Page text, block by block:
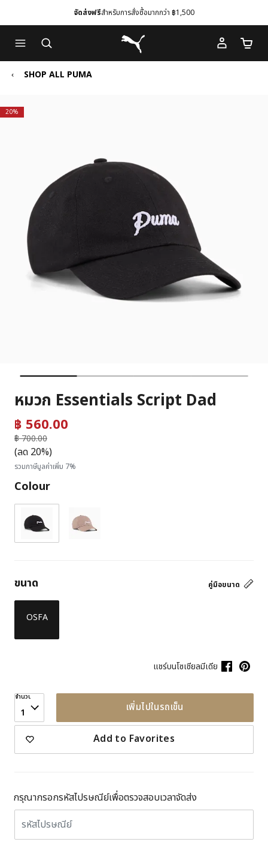
to
Main
content
to
Footer
Content
จัดส่งฟรีสำหรับการสั่งซื้อมากกว่า ฿1,500
Puma โฮม
จำนว
SHOP ALL PUMA
20%
หมวก Essentials Script Dad
฿ 560.00
฿ 700.00
ถึง
(ลด 20%)
รวมภาษีมูลค่าเพิ่ม 7%
Colour
คู่มือขนาด
ขนาด
OSFA
แชร์บนโซเชียลมีเดีย
จำนวน
1 เพิ่มไปในรถเข็น
Add to Favorites
กรุณากรอกรหัสไปรษณีย์เพื่อตรวจสอบเวลาจัดส่ง